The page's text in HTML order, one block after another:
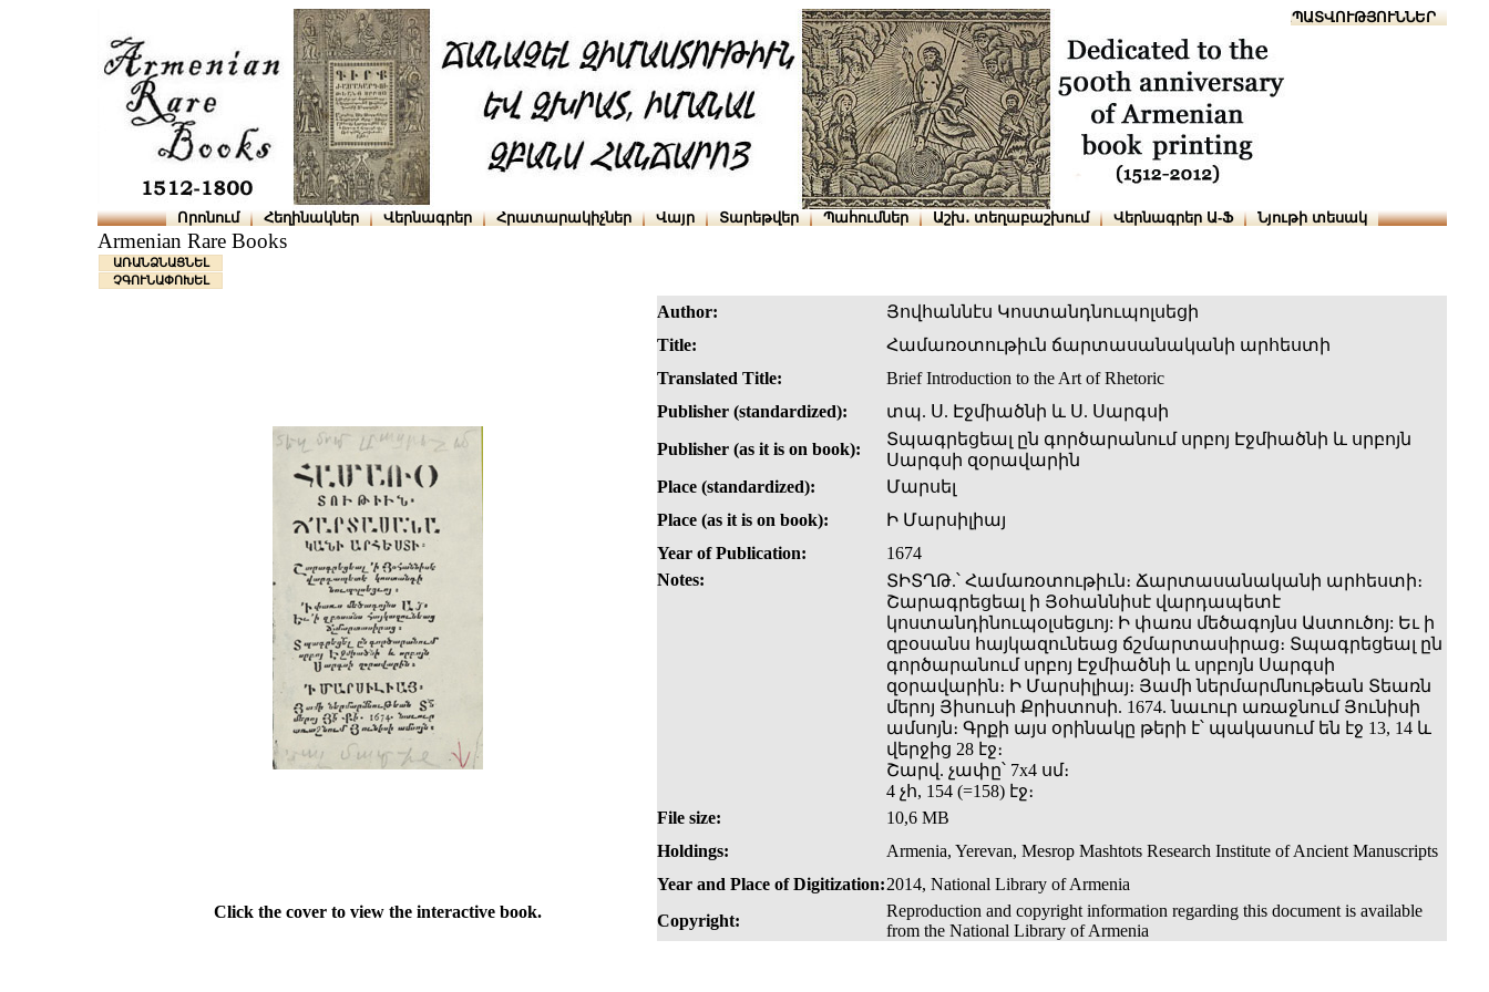
ՆԱԽԱՊԱՏՎՈՒԹՅՈՒՆՆԵՐ
Որոնում Հեղինակներ Վերնագրեր Հրատարակիչներ Վայր Տարեթվեր Պահումներ Աշխ․ տեղաբաշխում Վերնագրեր Ա-Ֆ Նյութի տեսակ
Armenian Rare Books
ԱՌԱՆՁՆԱՑՆԵԼ
ՉԳՈՒՆԱՓՈԽԵԼ
Author:
Յովհաննէս Կոստանդնուպոլսեցի
Title:
Համառօտութիւն ճարտասանականի արհեստի
Translated Title:
Brief Introduction to the Art of Rhetoric
Publisher (standardized):
տպ. Ս. Էջմիածնի և Ս. Սարգսի
Publisher (as it is on book):
Տպագրեցեալ ըն գործարանում սրբոյ Էջմիածնի և սրբոյն
Սարգսի զօրավարին
Place (standardized):
Մարսել
Place (as it is on book):
Ի Մարսիլիայ
Year of Publication:
1674
Notes:
ՏԻՏՂԹ.՝ Համառօտութիւն։ Ճարտասանականի արհեստի։
Շարագրեցեալ ի Յօհաննիսէ վարդապետէ
կոստանդինուպօլսեցւոյ: Ի փառս մեծագոյնս Աստուծոյ: Եւ ի
զբօսանս հայկազունեաց ճշմարտասիրաց։ Տպագրեցեալ ըն
գործարանում սրբոյ Էջմիածնի և սրբոյն Սարգսի
զօրավարին։ Ի Մարսիլիայ։ Յամի ներմարմնութեան Տեառն
մերոյ Յիսուսի Քրիստոսի. 1674. նաւուր առաջնում Յունիսի
ամսոյն։ Գրքի այս օրինակը թերի է՝ պակասում են էջ 13, 14 և
վերջից 28 էջ։
Շարվ. չափը՝ 7x4 սմ։
4 չհ, 154 (=158) էջ։
File size:
10,6 MB
Holdings:
Armenia, Yerevan, Mesrop Mashtots Research Institute of Ancient Manuscripts
Year and Place of Digitization:2014, National Library of Armenia
Click the cover to view the interactive book.
Copyright:
Reproduction and copyright information regarding this document is available
from the National Library of Armenia